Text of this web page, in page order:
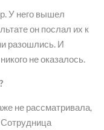
У него вышел
он послал их к
разошлись. И
не оказалось.
не рассматривала,
Сотрудница